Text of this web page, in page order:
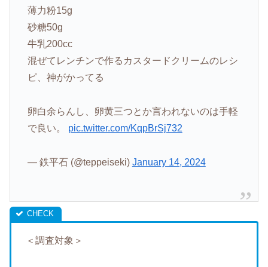
薄力粉15g
砂糖50g
牛乳200cc
混ぜてレンチンで作るカスタードクリームのレシ
ピ、神がかってる
卵白余らんし、卵黄三つとか言われないのは手軽
で良い。 pic.twitter.com/KqpBrSj732
— 鉄平石 (@teppeiseki) January 14, 2024
＜調査対象＞